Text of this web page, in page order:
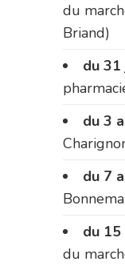
du
Briand)
du
du 3
du 7
du 15
du